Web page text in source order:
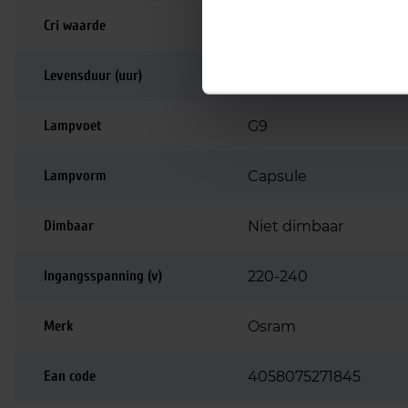
Cri waarde
Levensduur (uur)
Lampvoet G9
Lampvorm Capsule
Dimbaar Niet dimbaar
Ingangsspanning (v) 220-240
Merk Osram
Ean code 4058075271845